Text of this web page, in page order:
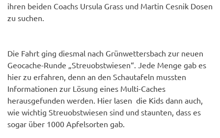
ihren beiden Coachs Ursula Grass und Martin Cesnik Dosen
zu suchen.
Die Fahrt ging diesmal nach Grünwettersbach zur neuen
Geocache-Runde „Streuobstwiesen“. Jede Menge gab es
hier zu erfahren, denn an den Schautafeln mussten
Informationen zur Lösung eines Multi-Caches
herausgefunden werden. Hier lasen die Kids dann auch,
wie wichtig Streuobstwiesen sind und staunten, dass es
sogar über 1000 Apfelsorten gab.